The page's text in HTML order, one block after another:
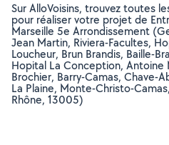
Sur AlloVoisins, trouvez toutes
pour réaliser votre projet de
Marseille 5e Arrondissement
Jean Martin, Riviera-Facultes,
Loucheur, Brun Brandis, Baille-
Hopital La Conception, Antoine
Brochier, Barry-Camas, Chave-
La Plaine, Monte-Christo-
Rhône, 13005)